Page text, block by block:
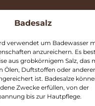
Badesalz
verwendet um Badewasser
anzureichern. Es
aus grobkörnigem Salz, das
Ölen, Duftstoffen oder
ist. Badesalze
Zwecke erfüllen, von der
bis zur Hautpflege.